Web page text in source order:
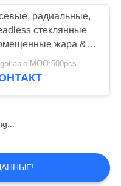
12
радиальные,
стеклянные
жара &
термистора
устойчивые
MOQ:500pcs